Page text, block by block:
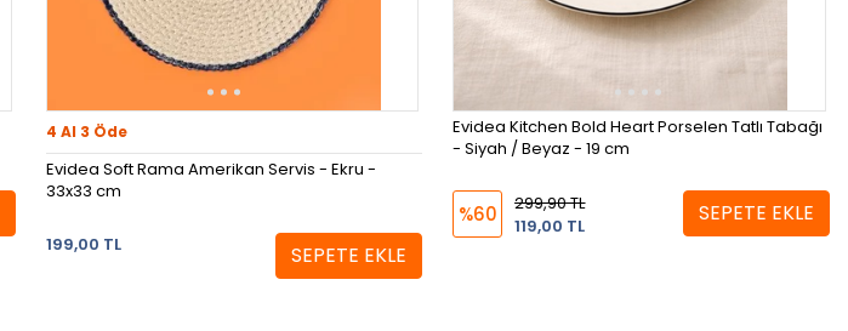
4 Al 3 Öde
Evidea Soft Rama Amerikan Servis - Ekru -
33x33 cm
199,00 TL SEPETE EKLE
Evidea Kitchen Bold Heart Porselen Tatlı Tabağı
- Siyah / Beyaz - 19 cm
%60
299,90 TL
119,00 TL
SEPETE EKLE